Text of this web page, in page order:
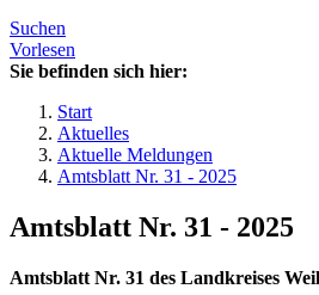
Suchen
Vorlesen
Sie befinden sich hier:
Start
Aktuelles
Aktuelle Meldungen
Amtsblatt Nr. 31 - 2025
Amtsblatt Nr. 31 - 2025
Amtsblatt Nr. 31 des Landkreises